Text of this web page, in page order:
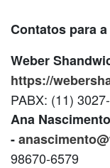
Contatos para
Weber
https://
PABX: (11)
Ana Nascimento
-
98670-6579